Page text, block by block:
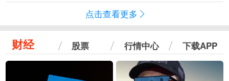
点击查看更多
财经 股票 行情中心 下载APP